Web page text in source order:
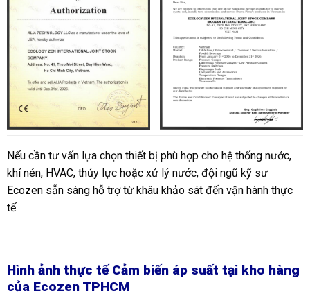
Nếu cần tư vấn lựa chọn thiết bị phù hợp cho hệ thống nước,
khí nén, HVAC, thủy lực hoặc xử lý nước, đội ngũ kỹ sư
Ecozen sẵn sàng hỗ trợ từ khâu khảo sát đến vận hành thực
tế.
Hình ảnh thực tế Cảm biến áp suất tại kho hàng
của Ecozen TPHCM